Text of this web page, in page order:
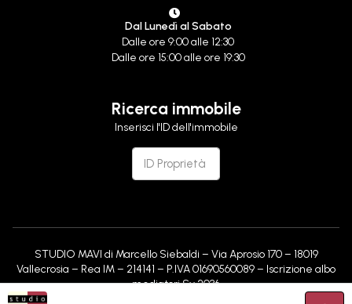
Dal Lunedì al Sabato
Dalle ore 9:00 alle 12:30
Dalle ore 15:00 alle ore 19:30
Ricerca immobile
Inserisci l'ID dell'immobile
STUDIO MAVI di Marcello Siebaldi – Via Aprosio 170 – 18019
Vallecrosia – Rea IM – 214141 – P.IVA 01690560089 – Iscrizione albo
mediatori Sv 2036